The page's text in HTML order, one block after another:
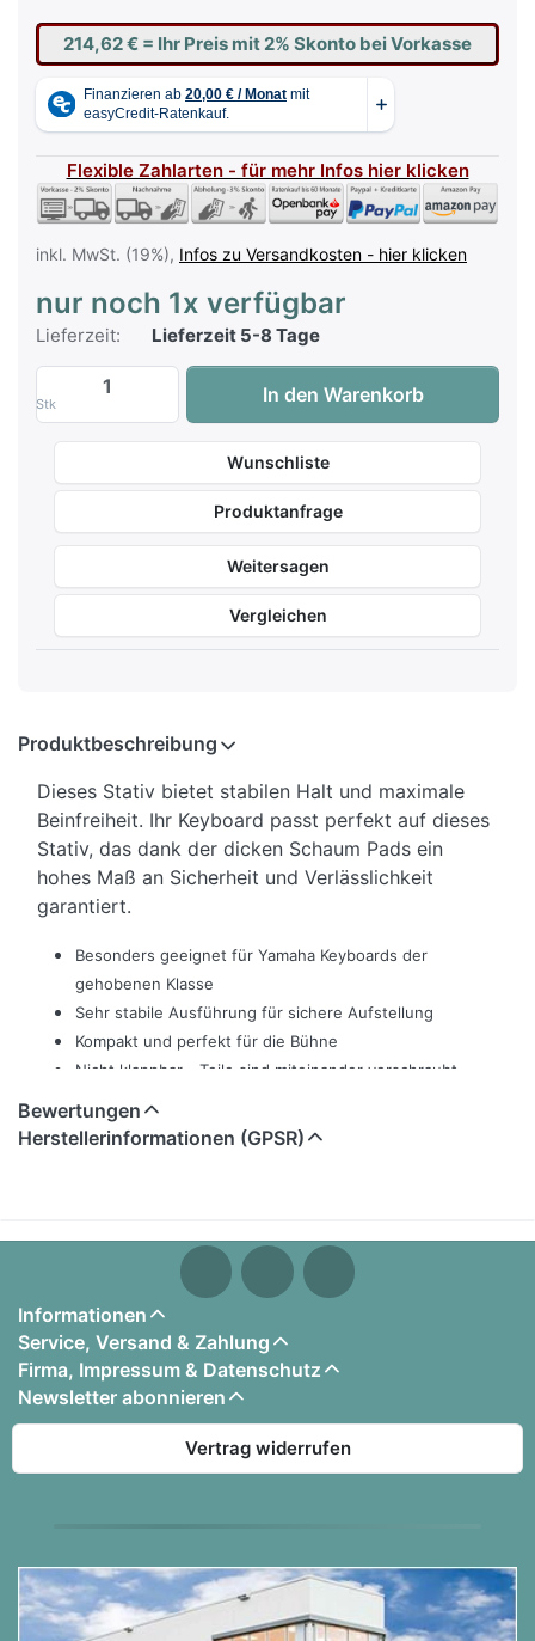
214,62 € = Ihr Preis mit 2% Skonto bei Vorkasse
Flexible Zahlarten - für mehr Infos hier klicken
inkl. MwSt. (19%), Infos zu Versandkosten - hier klicken
nur noch 1x verfügbar
Lieferzeit: Lieferzeit 5-8 Tage
Stk
Yamaha L7-B Keyboardständer -
In den Warenkorb
Wunschliste
Produktanfrage
Weitersagen
Vergleichen
Produktbeschreibung
Dieses Stativ bietet stabilen Halt und maximale
Beinfreiheit. Ihr Keyboard passt perfekt auf dieses
Stativ, das dank der dicken Schaum Pads ein
hohes Maß an Sicherheit und Verlässlichkeit
garantiert.
Besonders geeignet für Yamaha Keyboards der
gehobenen Klasse
Sehr stabile Ausführung für sichere Aufstellung
Kompakt und perfekt für die Bühne
Nicht klappbar - Teile sind miteinander verschraubt
Gewicht: 11 kg
Bewertungen
Herstellerinformationen (GPSR)
Informationen
Service, Versand & Zahlung
Firma, Impressum & Datenschutz
Newsletter abonnieren
Vertrag widerrufen